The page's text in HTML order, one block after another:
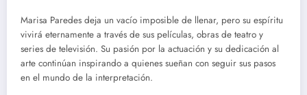
Marisa Paredes deja un vacío imposible de llenar, pero su espíritu
vivirá eternamente a través de sus películas, obras de teatro y
series de televisión. Su pasión por la actuación y su dedicación al
arte continúan inspirando a quienes sueñan con seguir sus pasos
en el mundo de la interpretación.